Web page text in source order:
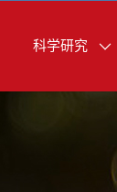
科学研究